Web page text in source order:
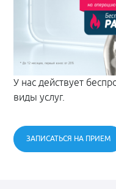
У нас действует
виды услуг.
ЗАПИСАТЬСЯ НА ПРИЕМ